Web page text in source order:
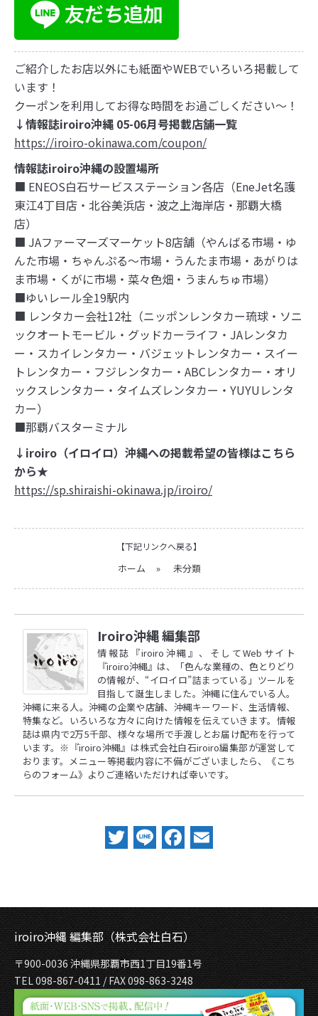
ご紹介したお店以外にも紙面やWEBでいろいろ掲載して
います！
クーポンを利用してお得な時間をお過ごしください～！
↓情報誌iroiro沖縄 05-06月号掲載店舗一覧
https://iroiro-okinawa.com/coupon/
情報誌iroiro沖縄の設置場所
■ ENEOS白石サービスステーション各店（EneJet名護
東江4丁目店・北谷美浜店・波之上海岸店・那覇大橋
店）
■ JAファーマーズマーケット8店舗（やんばる市場・ゆ
んた市場・ちゃんぷる～市場・うんたま市場・あがりは
ま市場・くがに市場・菜々色畑・うまんちゅ市場）
■ゆいレール全19駅内
■ レンタカー会社12社（ニッポンレンタカー琉球・ソニ
ックオートモービル・グッドカーライフ・JAレンタカ
ー・スカイレンタカー・バジェットレンタカー・スイー
トレンタカー・フジレンタカー・ABCレンタカー・オリ
ックスレンタカー・タイムズレンタカー・YUYUレンタ
カー）
■那覇バスターミナル
↓iroiro（イロイロ）沖縄への掲載希望の皆様はこちら
から★
https://sp.shiraishi-okinawa.jp/iroiro/
【下記リンクへ戻る】
ホーム » 未分類
Iroiro沖縄 編集部
情報誌『iroiro沖縄』、そしてWebサイト
『iroiro沖縄』は、「色んな業種の、色とりどり
の情報が、“イロイロ”詰まっている」ツールを
目指して誕生しました。沖縄に住んでいる人。
沖縄に来る人。沖縄の企業や店舗、沖縄キーワード、生活情報、
特集など。いろいろな方々に向けた情報を伝えていきます。情報
誌は県内で2万5千部、様々な場所で手渡しとお届け配布を行って
います。※『iroiro沖縄』は株式会社白石iroiro編集部が運営して
おります。メニュー等掲載内容に不備がございましたら、
《こち
らのフォーム》 よりご連絡いただければ幸いです。
Twitter
LineFacebook
iroiro沖縄 編集部（株式会社白石）
〒900-0036 沖縄県那覇市西1丁目19番1号
TEL 098-867-0411 / FAX 098-863-3248